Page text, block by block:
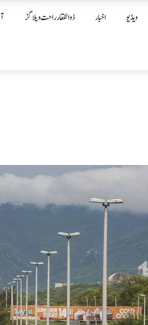
ذوالفقار راحت ویلاگز اخبار ویڈیو